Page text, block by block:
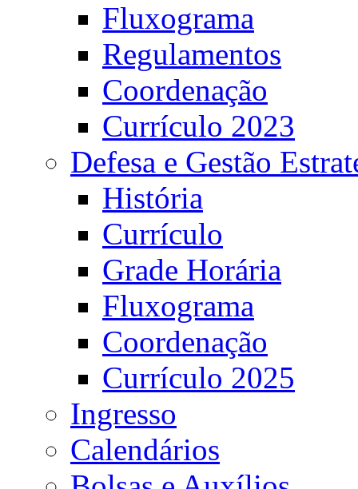
Fluxograma
Regulamentos
Coordenação
Currículo 2023
Defesa e Gestão
História
Currículo
Grade Horária
Fluxograma
Coordenação
Currículo 2025
Ingresso
Calendários